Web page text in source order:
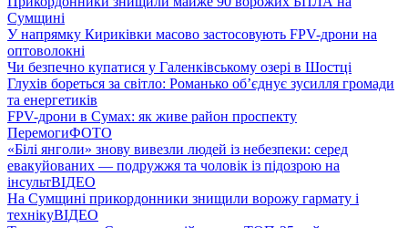
Сумщині
У напрямку Кириківки масово застосовують FPV-дрони на
оптоволокні
Чи безпечно купатися у Галенківському озері в Шостці
Глухів бореться за світло: Романько об’єднує зусилля громади
та енергетиків
FPV-дрони в Сумах: як живе район проспекту
ПеремогиФОТО
«Білі янголи» знову вивезли людей із небезпеки: серед
евакуйованих — подружжя та чоловік із підозрою на
інсультВІДЕО
На Сумщині прикордонники знищили ворожу гармату і
технікуВІДЕО